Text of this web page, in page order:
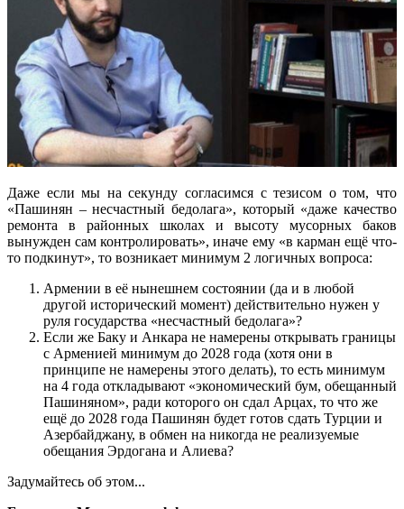
Даже если мы на секунду согласимся с тезисом о том, что
«Пашинян – несчастный бедолага», который «даже качество
ремонта в районных школах и высоту мусорных баков
вынужден сам контролировать», иначе ему «в карман ещё что-
то подкинут», то возникает минимум 2 логичных вопроса:
Армении в её нынешнем состоянии (да и в любой
другой исторический момент) действительно нужен у
руля государства «несчастный бедолага»?
Если же Баку и Анкара не намерены открывать границы
с Арменией минимум до 2028 года (хотя они в
принципе не намерены этого делать), то есть минимум
на 4 года откладывают «экономический бум, обещанный
Пашиняном», ради которого он сдал Арцах, то что же
ещё до 2028 года Пашинян будет готов сдать Турции и
Азербайджану, в обмен на никогда не реализуемые
обещания Эрдогана и Алиева?
Задумайтесь об этом...